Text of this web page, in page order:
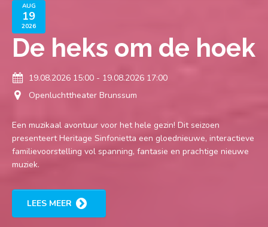
AUG
19
2026
De heks om de hoek
19.08.2026 15:00 - 19.08.2026 17:00
Openluchttheater Brunssum
Een muzikaal avontuur voor het hele gezin! Dit seizoen
presenteert Heritage Sinfonietta een gloednieuwe, interactieve
familievoorstelling vol spanning, fantasie en prachtige nieuwe
muziek.
LEES MEER